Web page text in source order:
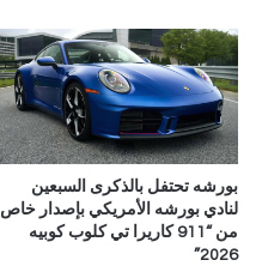
بورشه تحتفل بالذكرى السبعين
لنادي بورشه الأمريكي بإصدار خاص
من “911 كاريرا تي كلوب كوبيه
2026”